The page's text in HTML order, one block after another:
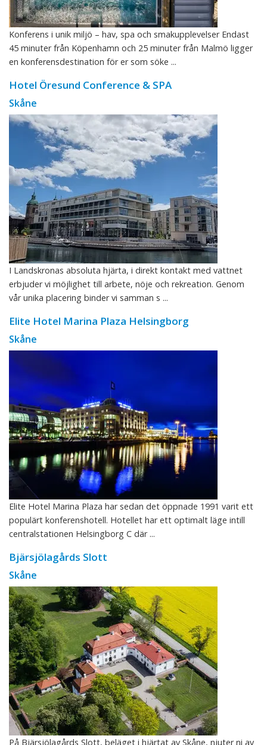
Konferens i unik miljö – hav, spa och smakupplevelser Endast
45 minuter från Köpenhamn och 25 minuter från Malmö ligger
en konferensdestination för er som söke ...
Hotel Öresund Conference & SPA
Skåne
I Landskronas absoluta hjärta, i direkt kontakt med vattnet
erbjuder vi möjlighet till arbete, nöje och rekreation. Genom
vår unika placering binder vi samman s ...
Elite Hotel Marina Plaza Helsingborg
Skåne
Elite Hotel Marina Plaza har sedan det öppnade 1991 varit ett
populärt konferenshotell. Hotellet har ett optimalt läge intill
centralstationen Helsingborg C där ...
Bjärsjölagårds Slott
Skåne
På Bjärsjölagårds Slott, beläget i hjärtat av Skåne, njuter ni av